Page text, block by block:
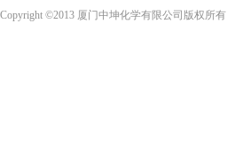
Copyright ©2013 厦门中坤化学有限公司版权所有